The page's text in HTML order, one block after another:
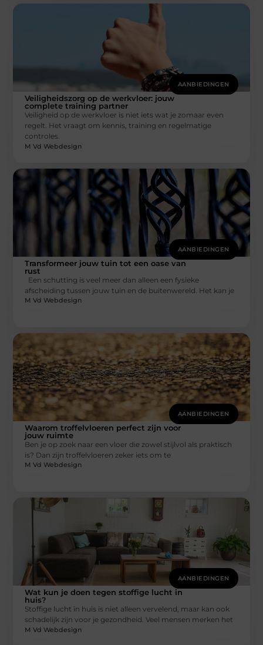
AANBIEDINGEN
Veiligheidszorg op de werkvloer: jouw
complete training partner
Veiligheid op de werkvloer is niet iets wat je zomaar even
regelt. Het vraagt om kennis, training en regelmatige
controles.
M Vd Webdesign
AANBIEDINGEN
Transformeer jouw tuin tot een oase van
rust
Een schutting is veel meer dan alleen een fysieke
afscheiding tussen jouw tuin en de buitenwereld. Het kan je
M Vd Webdesign
AANBIEDINGEN
Waarom troffelvloeren perfect zijn voor
jouw ruimte
Ben je op zoek naar een vloer die zowel stijlvol als praktisch
is? Dan zijn troffelvloeren zeker iets om te
M Vd Webdesign
AANBIEDINGEN
Wat kun je doen tegen stoffige lucht in
huis?
Stoffige lucht in huis is niet alleen vervelend, maar kan ook
schadelijk zijn voor je gezondheid. Veel mensen merken het
M Vd Webdesign